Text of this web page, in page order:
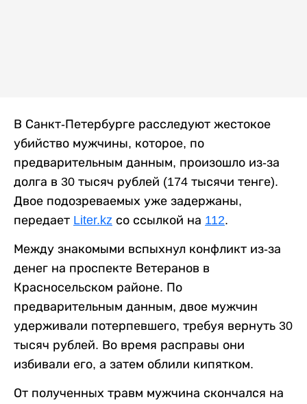
В Санкт-Петербурге расследуют жестокое
убийство мужчины, которое, по
предварительным данным, произошло из-за
долга в 30 тысяч рублей (174 тысячи тенге).
Двое подозреваемых уже задержаны,
передает Liter.kz со ссылкой на 112.
Между знакомыми вспыхнул конфликт из-за
денег на проспекте Ветеранов в
Красносельском районе. По
предварительным данным, двое мужчин
удерживали потерпевшего, требуя вернуть 30
тысяч рублей. Во время расправы они
избивали его, а затем облили кипятком.
От полученных травм мужчина скончался на